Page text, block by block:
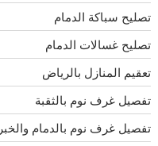
تصليح سباكة الدمام
تصليح غسالات الدمام
تعقيم المنازل بالرياض
تفصيل غرف نوم بالثقبة
تفصيل غرف نوم بالدمام والخبر